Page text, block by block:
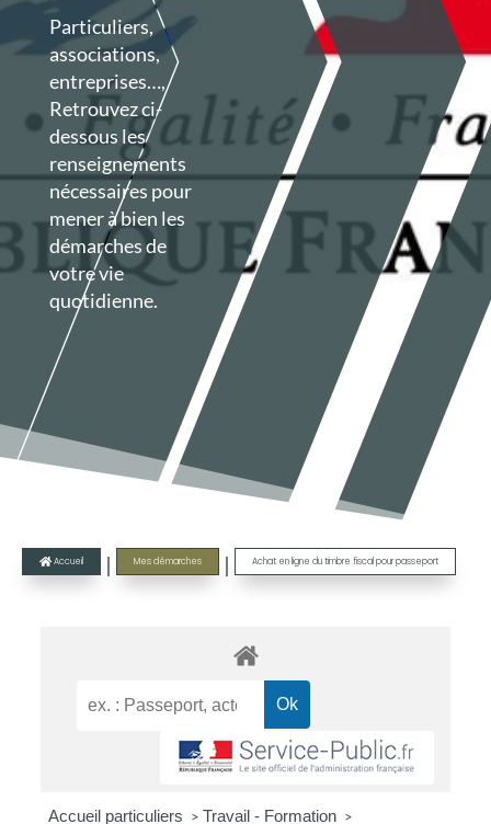
Particuliers,
associations,
entreprises…,
Retrouvez ci-
dessous les
renseignements
nécessaires pour
mener à bien les
démarches de
votre vie
quotidienne.
 Accueil | Mes démarches | Achat en ligne du timbre fiscal pour passeport
Accueil particuliers > Travail - Formation >